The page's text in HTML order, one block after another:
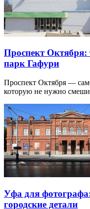
Проспект Октября:
парк Гафури
Проспект Октября —
которую не нужно
Уфа для
городские детали